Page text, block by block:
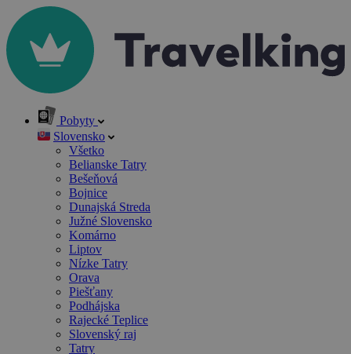
Pobyty
Slovensko
Všetko
Belianske Tatry
Bešeňová
Bojnice
Dunajská Streda
Južné Slovensko
Komárno
Liptov
Nízke Tatry
Orava
Piešťany
Podhájska
Rajecké Teplice
Slovenský raj
Tatry